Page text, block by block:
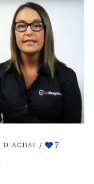
D'ACHAT / 7